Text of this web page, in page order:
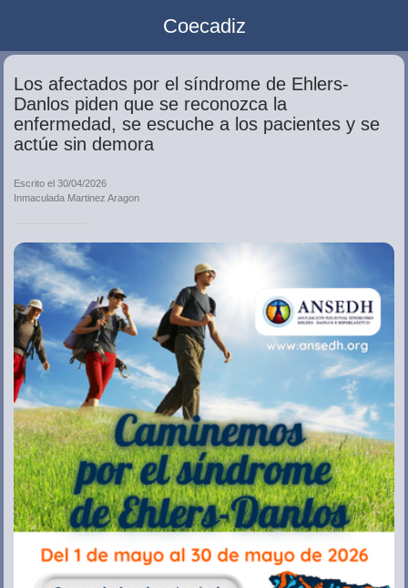
Coecadiz
Los afectados por el síndrome de Ehlers-
Danlos piden que se reconozca la
enfermedad, se escuche a los pacientes y se
actúe sin demora
Escrito el 30/04/2026
Inmaculada Martinez Aragon